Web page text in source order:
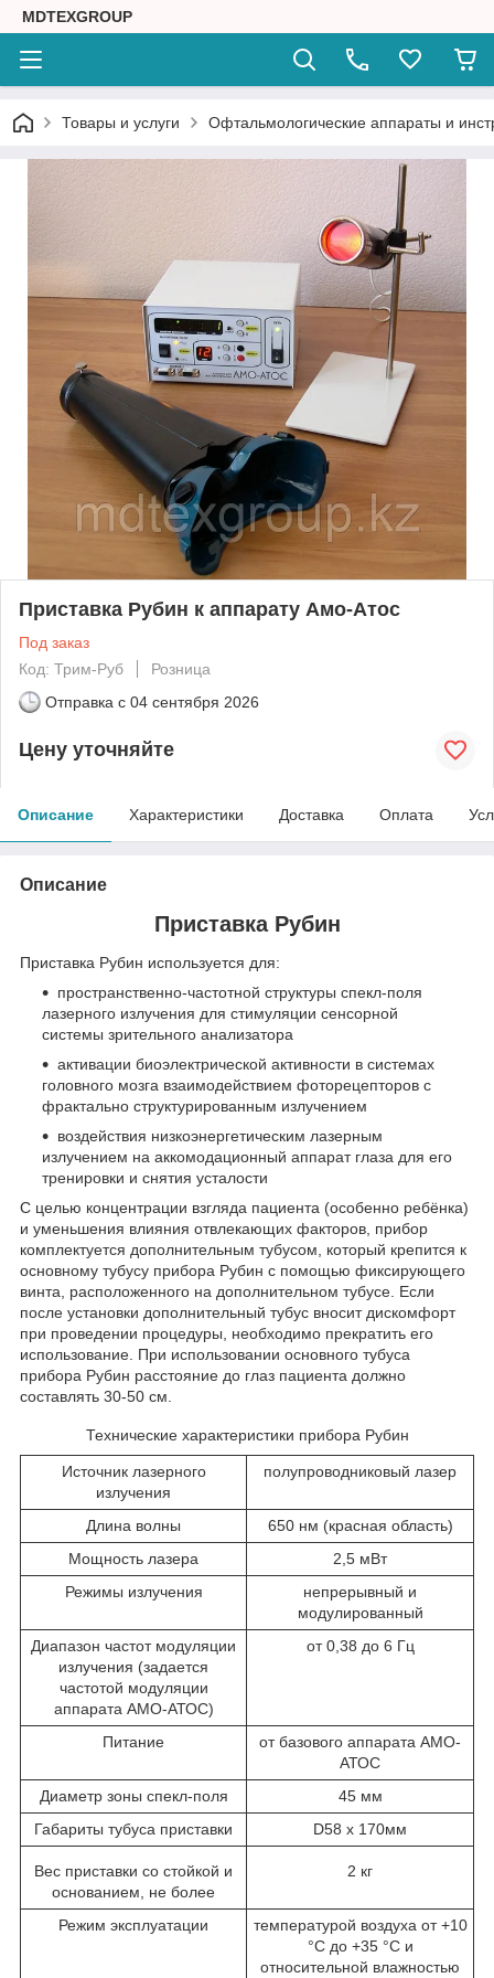
MDTEXGROUP
Товары и услуги Офтальмологические аппараты и
Приставка Рубин к аппарату Амо-Атос
Под заказ
Код: Трим-Руб
Розница
Отправка с 04 сентября 2026
Цену уточняйте
Описание Характеристики Доставка Оплата
Описание
Приставка Рубин
Приставка Рубин используется для:
пространственно-частотной структуры спекл-поля
лазерного излучения для стимуляции сенсорной
системы зрительного анализатора
активации биоэлектрической активности в системах
головного мозга взаимодействием фоторецепторов с
фрактально структурированным излучением
воздействия низкоэнергетическим лазерным
излучением на аккомодационный аппарат глаза для его
тренировки и снятия усталости
С целью концентрации взгляда пациента (особенно ребёнка)
и уменьшения влияния отвлекающих факторов, прибор
комплектуется дополнительным тубусом, который крепится к
основному тубусу прибора Рубин с помощью фиксирующего
винта, расположенного на дополнительном тубусе. Если
после установки дополнительный тубус вносит дискомфорт
при проведении процедуры, необходимо прекратить его
использование. При использовании основного тубуса
прибора Рубин расстояние до глаз пациента должно
составлять 30-50 см.
Технические характеристики прибора Рубин
Источник лазерного
излучения
полупроводниковый лазер
Длина волны
650 нм (красная область)
Мощность лазера
2,5 мВт
Режимы излучения
непрерывный и
модулированный
Диапазон частот модуляции
излучения (задается
частотой модуляции
аппарата АМО-АТОС)
от 0,38 до 6 Гц
Питание
от базового аппарата АМО-
АТОС
Диаметр зоны спекл-поля
45 мм
Габариты тубуса приставки
D58 х 170мм
Вес приставки со стойкой и
основанием, не более
2 кг
Режим эксплуатации
температурой воздуха от +10
°С до +35 °С и
относительной влажностью